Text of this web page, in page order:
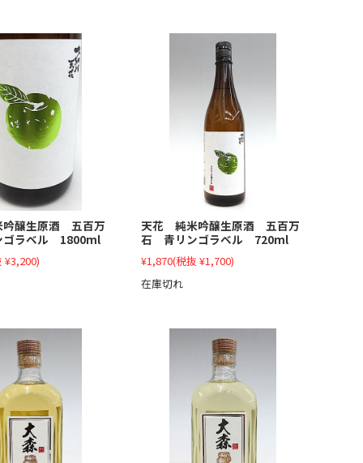
醸生原酒 五百万
ラベル 1800ml
¥3,200)
天花 純米吟醸生原酒 五百万
石 青リンゴラベル 720ml
¥1,870(税抜 ¥1,700)
在庫切れ